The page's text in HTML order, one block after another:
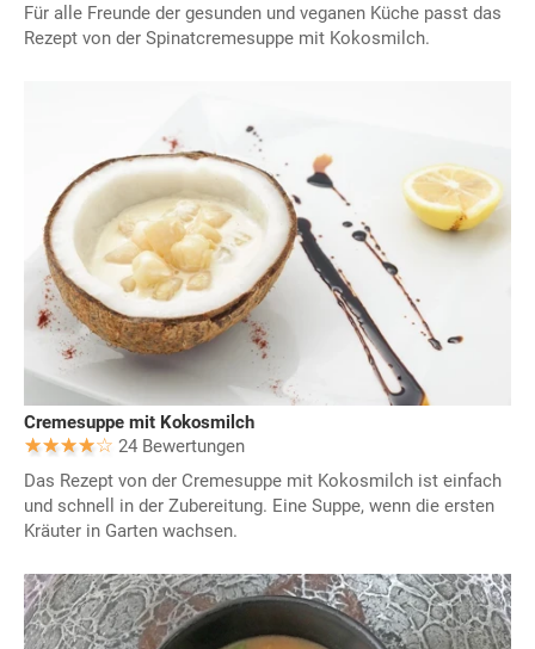
Für alle Freunde der gesunden und veganen Küche passt das
Rezept von der Spinatcremesuppe mit Kokosmilch.
Cremesuppe mit Kokosmilch
24 Bewertungen
Das Rezept von der Cremesuppe mit Kokosmilch ist einfach
und schnell in der Zubereitung. Eine Suppe, wenn die ersten
Kräuter in Garten wachsen.